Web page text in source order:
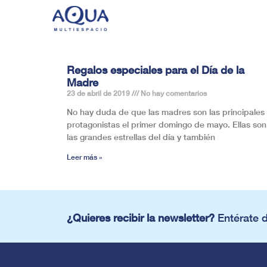
Regalos especiales para el Día de la
Madre
23 de abril de 2019 No hay comentarios
No hay duda de que las madres son las principales
protagonistas el primer domingo de mayo. Ellas son
las grandes estrellas del día y también
Leer más »
¿Quieres recibir la newsletter? Entérate